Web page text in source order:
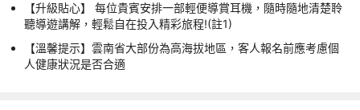
【升級貼心】 每位貴賓安排一部輕便導賞耳機，隨時隨地清楚聆
聽導遊講解，輕鬆自在投入精彩旅程!(註1)
【溫馨提示】雲南省大部份為高海拔地區，客人報名前應考慮個
人健康狀況是否合適